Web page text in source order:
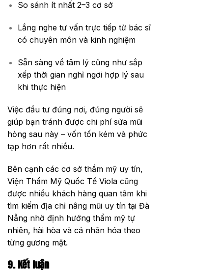
So sánh ít nhất 2–3 cơ sở
Lắng nghe tư vấn trực tiếp từ bác sĩ
có chuyên môn và kinh nghiệm
Sẵn sàng về tâm lý cũng như sắp
xếp thời gian nghỉ ngơi hợp lý sau
khi thực hiện
Việc đầu tư đúng nơi, đúng người sẽ
giúp bạn tránh được chi phí sửa mũi
hỏng sau này – vốn tốn kém và phức
tạp hơn rất nhiều.
Bên cạnh các cơ sở thẩm mỹ uy tín,
Viện Thẩm Mỹ Quốc Tế Viola cũng
được nhiều khách hàng quan tâm khi
tìm kiếm địa chỉ nâng mũi uy tín tại Đà
Nẵng nhờ định hướng thẩm mỹ tự
nhiên, hài hòa và cá nhân hóa theo
từng gương mặt.
9. Kết luận